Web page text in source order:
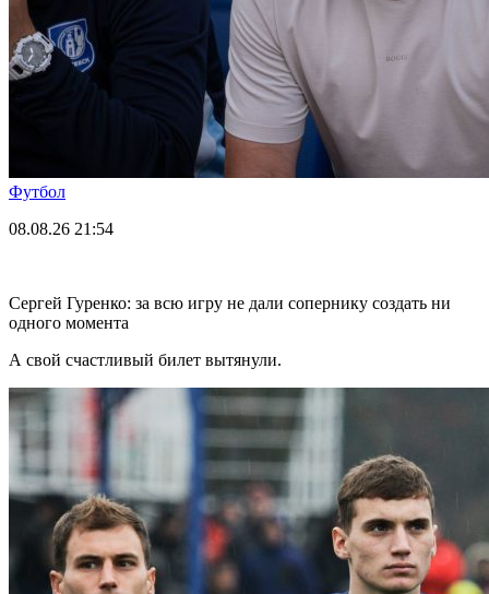
Футбол
08.08.26 21:54
Сергей Гуренко: за всю игру не дали сопернику создать ни
одного момента
А свой счастливый билет вытянули.